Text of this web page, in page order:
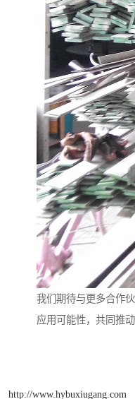
我们期待与更多合作
应用可能性，共同推
http://www.hybuxiugang.com